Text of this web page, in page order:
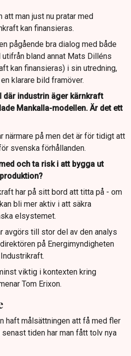
att man just nu pratar med
kan finansieras.
pågående bra dialog med både
bland annat Mats Dilléns
kan finansieras) i sin utredning,
klarare bild framöver.
där industrin äger kärnkraft
Mankalla-modellen. Är det ett
närmare på men det är för tidigt att
svenska förhållanden.
och ta risk i att bygga ut
har på sitt bord att titta på - om
bli mer aktiv i att säkra
elsystemet.
avgörs till stor del av den analys
på Energimyndigheten
viktig i kontexten kring
Tom Erixon.
haft målsättningen att få med fler
tiden har man fått tolv nya